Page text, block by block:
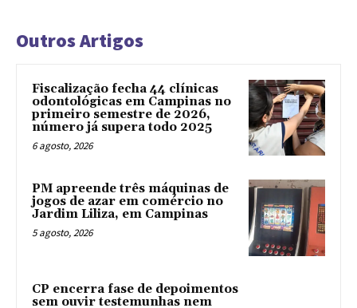
Outros Artigos
Fiscalização fecha 44 clínicas
odontológicas em Campinas no
primeiro semestre de 2026,
número já supera todo 2025
6 agosto, 2026
PM apreende três máquinas de
jogos de azar em comércio no
Jardim Liliza, em Campinas
5 agosto, 2026
CP encerra fase de depoimentos
sem ouvir testemunhas nem